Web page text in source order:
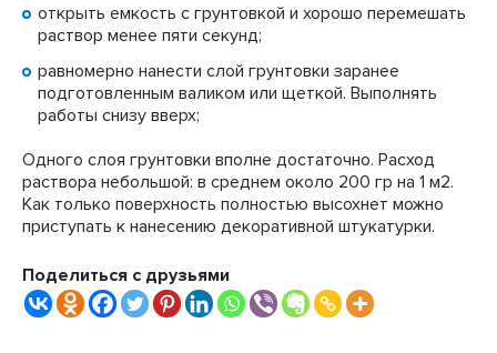
открыть емкость с грунтовкой и хорошо перемешать
раствор менее пяти секунд;
равномерно нанести слой грунтовки заранее
подготовленным валиком или щеткой. Выполнять
работы снизу вверх;
Одного слоя грунтовки вполне достаточно. Расход
раствора небольшой: в среднем около 200 гр на 1 м2.
Как только поверхность полностью высохнет можно
приступать к нанесению декоративной штукатурки.
Поделиться с друзьями